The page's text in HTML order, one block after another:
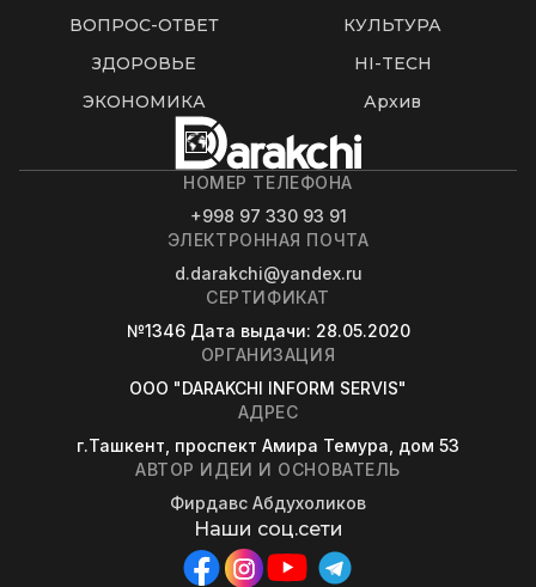
ВОПРОС-ОТВЕТ
КУЛЬТУРА
ЗДОРОВЬЕ
HI-TECH
ЭКОНОМИКА
Архив
НОМЕР ТЕЛЕФОНА
+998 97 330 93 91
ЭЛЕКТРОННАЯ ПОЧТА
d.darakchi@yandex.ru
СЕРТИФИКАТ
№1346 Дата выдачи: 28.05.2020
ОРГАНИЗАЦИЯ
OOO "DARAKCHI INFORM SERVIS"
АДРЕС
г.Ташкент, проспект Амира Темура, дом 53
АВТОР ИДЕИ И ОСНОВАТЕЛЬ
Фирдавс Абдухоликов
Наши соц.сети